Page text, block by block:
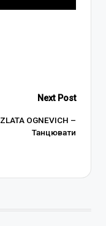
Next Post
ZLATA OGNEVICH –
Танцювати